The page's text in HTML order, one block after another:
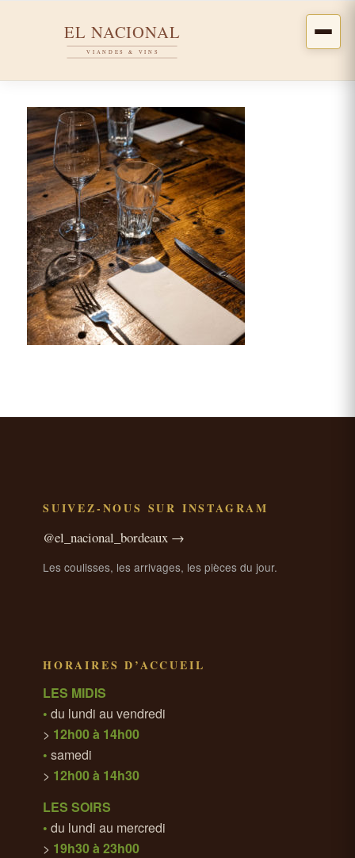
SUIVEZ-NOUS SUR INSTAGRAM
@el_nacional_bordeaux →
Les coulisses, les arrivages, les pièces du jour.
HORAIRES D’ACCUEIL
LES MIDIS
• du lundi au vendredi
> 12h00 à 14h00
• samedi
> 12h00 à 14h30
LES SOIRS
• du lundi au mercredi
> 19h30 à 23h00